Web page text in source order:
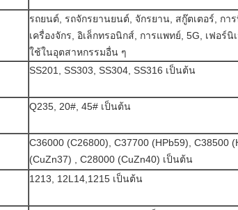
รถยนต์, รถจักรยานยนต์, จักรยาน, สกู๊ตเตอร์, กา
เครื่องจักร, อิเล็กทรอนิกส์, การแพทย์, 5G, เฟอร์นิ
ใช้ในอุตสาหกรรมอื่น ๆ
SS201, SS303, SS304, SS316 เป็นต้น
Q235, 20#, 45# เป็นต้น
C36000 (C26800), C37700 (HPb59), C38500
(CuZn37) , C28000 (CuZn40) เป็นต้น
1213, 12L14,1215 เป็นต้น